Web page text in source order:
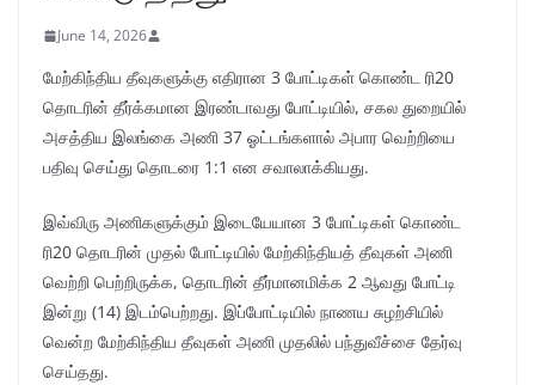
June 14, 2026
மேற்கிந்திய தீவுகளுக்கு எதிரான 3 போட்டிகள் கொண்ட ரி20
தொடரின் தீர்க்கமான இரண்டாவது போட்டியில், சகல துறையில்
அசத்திய இலங்கை அணி 37 ஓட்டங்களால் அபார வெற்றியை
பதிவு செய்து தொடரை 1:1 என சவாலாக்கியது.
இவ்விரு அணிகளுக்கும் இடையேயான 3 போட்டிகள் கொண்ட
ரி20 தொடரின் முதல் போட்டியில் மேற்கிந்தியத் தீவுகள் அணி
வெற்றி பெற்றிருக்க, தொடரின் தீர்மானமிக்க 2 ஆவது போட்டி
இன்று (14) இடம்பெற்றது. இப்போட்டியில் நாணய சுழற்சியில்
வென்ற மேற்கிந்திய தீவுகள் அணி முதலில் பந்துவீச்சை தேர்வு
செய்தது.